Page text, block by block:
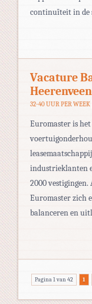
continuïteit in de
Vacature
Heerenveen
32-40 UUR PER WEEK
Euromaster is
industrieklanten
2000 vestigingen.
Euromaster zich
balanceren en
Pagina 1 van 42 1